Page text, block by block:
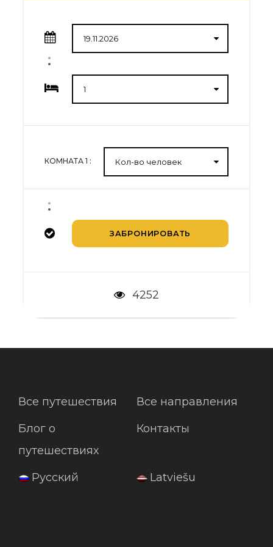
КОМНАТА 1 :
4252
В цену включено:
Международный перелет
Turkish Airlines, сдаваемый багаж 30кг
Внутренний перелет
Бангкок - Краби сдаваемый багаж 20кг
Обзорная экскурсия в Паттайе
В цену не включено:
Страхование путешествия
Все путешествия
Все направления
Блог о
путешествиях
Контакты
Русский Latviešu